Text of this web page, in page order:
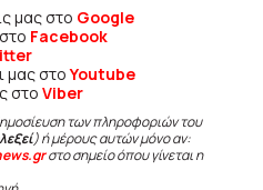
μας στο Google
Facebook
μας στοYoutube
στο Viber
των πληροφοριών του
) ή μέρους αυτών μόνο αν:
στο σημείο όπου γίνεται η